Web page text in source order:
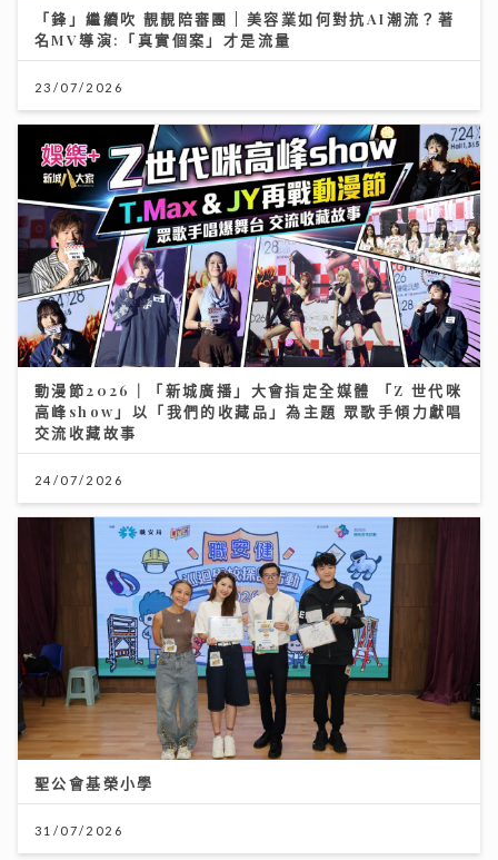
23/07/2026
動漫節2026｜「新城廣播」大會指定全媒體 「Z 世代咪
高峰show」以「我們的收藏品」為主題 眾歌手傾力獻唱
交流收藏故事
24/07/2026
聖公會基榮小學